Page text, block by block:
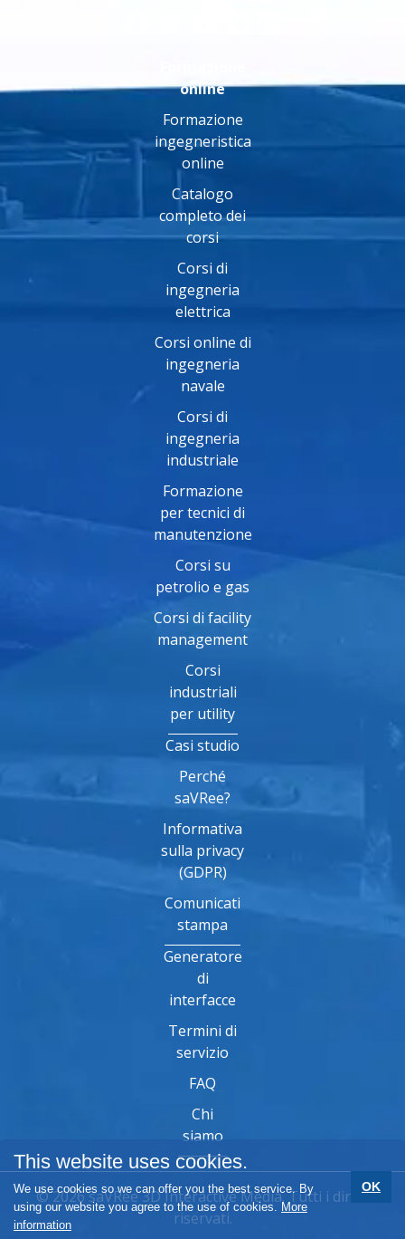
online
Formazione
ingegneristica
online
Catalogo
completo dei
corsi
Corsi di
ingegneria
elettrica
Corsi online di
ingegneria
navale
Corsi di
ingegneria
industriale
Formazione
per tecnici di
manutenzione
Corsi su
petrolio e gas
Corsi di facility
management
Corsi
industriali
per utility
Casi studio
Perché
saVRee?
Informativa
sulla privacy
(GDPR)
Comunicati
stampa
Generatore
di
interfacce
Termini di
servizio
FAQ
Chi
siamo
© 2026 saVRee 3D Interactive Media. Tutti i diritti
riservati.
This website uses cookies.
We use cookies so we can offer you the best service. By
using our website you agree to the use of cookies. More
information
OK